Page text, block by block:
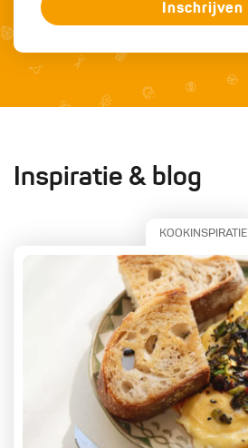
Inschrijven
Inspiratie & blog
KOOKINSPIRATIE